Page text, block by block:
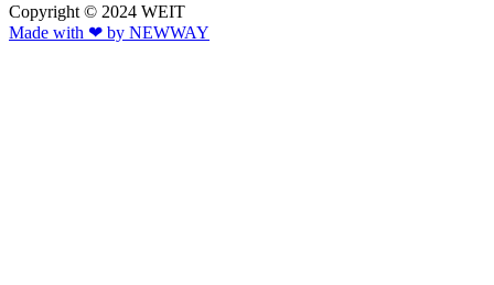
Copyright © 2024 WEIT
Made with ❤ by NEWWAY